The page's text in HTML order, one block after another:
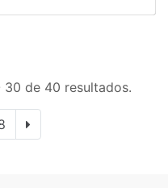
de 40 resultados.